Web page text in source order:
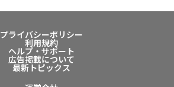
プライバシーポリシー
利用規約
ヘルプ・サポート
広告掲載について
最新トピックス